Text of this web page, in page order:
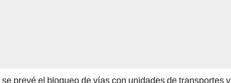
prevé el bloqueo de vías con unidades de transportes y